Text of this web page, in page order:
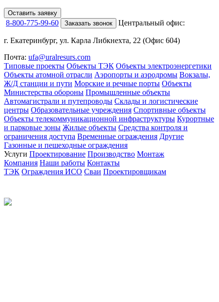
Оставить заявку
8-800-775-99-60 Заказать звонок Центральный офис:
г. Екатеринбург, ул. Карла Либкнехта, 22 (Офис 604)
Почта: ufa@uralresurs.com
Типовые проекты Объекты ТЭК Объекты электроэнергетики
Объекты атомной отрасли Аэропорты и аэродромы Вокзалы,
Ж/Д станции и пути Морские и речные порты Объекты
Министерства обороны Промышленные объекты
Автомагистрали и путепроводы Склады и логистические
центры Образовательные учреждения Спортивные объекты
Объекты телекоммуникационной инфраструктуры Курортные
и парковые зоны Жилые объекты Средства контроля и
ограничения доступа Временные ограждения Другие
Газонные и пешеходные ограждения
Услуги Проектирование Производство Монтаж
Компания Наши работы Контакты
ТЭК Ограждения ИСО Сваи Проектировщикам